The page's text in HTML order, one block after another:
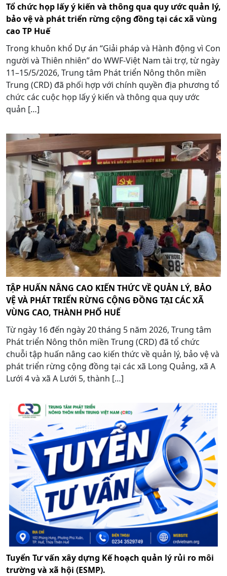
Tổ chức họp lấy ý kiến và thông qua quy ước quản lý,
bảo vệ và phát triển rừng cộng đồng tại các xã vùng
cao TP Huế
Trong khuôn khổ Dự án “Giải pháp và Hành động vì Con
người và Thiên nhiên” do WWF-Việt Nam tài trợ, từ ngày
11–15/5/2026, Trung tâm Phát triển Nông thôn miền
Trung (CRD) đã phối hợp với chính quyền địa phương tổ
chức các cuộc họp lấy ý kiến và thông qua quy ước
quản […]
TẬP HUẤN NÂNG CAO KIẾN THỨC VỀ QUẢN LÝ, BẢO
VỆ VÀ PHÁT TRIỂN RỪNG CỘNG ĐỒNG TẠI CÁC XÃ
VÙNG CAO, THÀNH PHỐ HUẾ
Từ ngày 16 đến ngày 20 tháng 5 năm 2026, Trung tâm
Phát triển Nông thôn miền Trung (CRD) đã tổ chức
chuỗi tập huấn nâng cao kiến thức về quản lý, bảo vệ và
phát triển rừng cộng đồng tại các xã Long Quảng, xã A
Lưới 4 và xã A Lưới 5, thành […]
Tuyển Tư vấn xây dựng Kế hoạch quản lý rủi ro môi
trường và xã hội (ESMP).